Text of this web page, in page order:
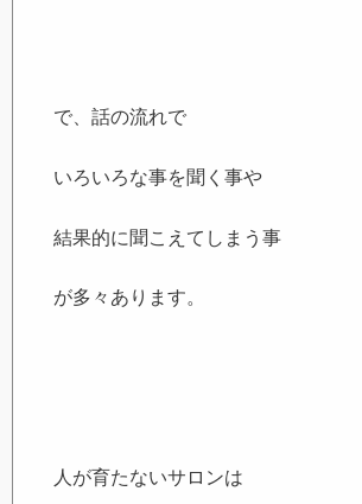
で、話の流れで
いろいろな事を聞く事や
結果的に聞こえてしまう事
が多々あります。
人が育たないサロンは